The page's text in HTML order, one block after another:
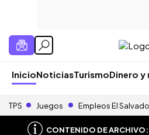
InicioNoticiasTurismoDinero
TPS Juegos Empleos El
CONTENIDO DE ARCHIVO: